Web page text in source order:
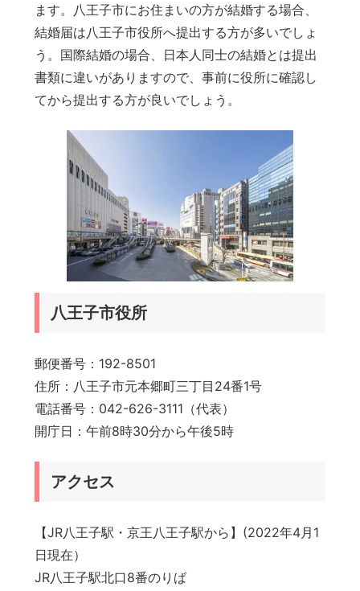
ます。八王子市にお住まいの方が結婚する場合、
結婚届は八王子市役所へ提出する方が多いでしょ
う。国際結婚の場合、日本人同士の結婚とは提出
書類に違いがありますので、事前に役所に確認し
てから提出する方が良いでしょう。
八王子市役所
郵便番号：192-8501
住所：八王子市元本郷町三丁目24番1号
電話番号：042-626-3111（代表）
開庁日：午前8時30分から午後5時
アクセス
【JR八王子駅・京王八王子駅から】(2022年4月1
日現在）
JR八王子駅北口8番のりば